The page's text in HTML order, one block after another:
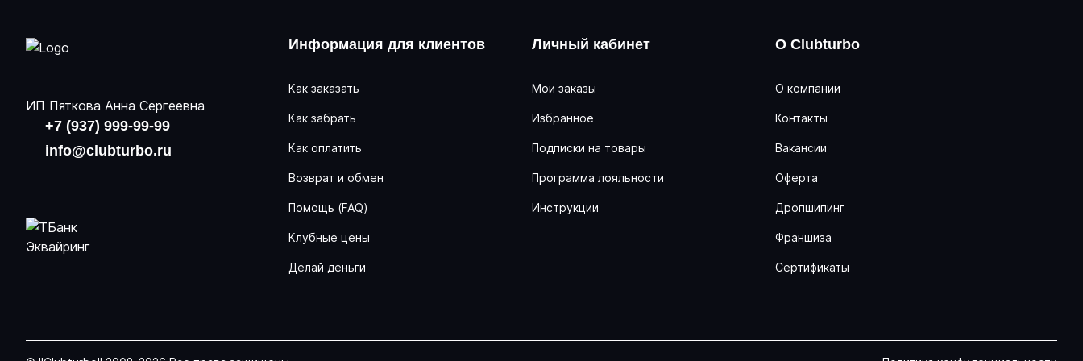
ИП Пяткова Анна Сергеевна
+7 (937) 999-99-99
info@clubturbo.ru
Информация для клиентов
Как заказать
Как забрать
Как оплатить
Возврат и обмен
Помощь (FAQ)
Клубные цены
Делай деньги
Личный кабинет
Мои заказы
Избранное
Подписки на товары
Программа лояльности
Инструкции
О Clubturbo
О компании
Контакты
Вакансии
Оферта
Дропшипинг
Франшиза
Сертификаты